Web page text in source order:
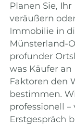
Planen Sie,
veräußern
Immobilie in
Münsterland-
profunder
was Käufer
Faktoren den
bestimmen.
professionell
Erstgespräch